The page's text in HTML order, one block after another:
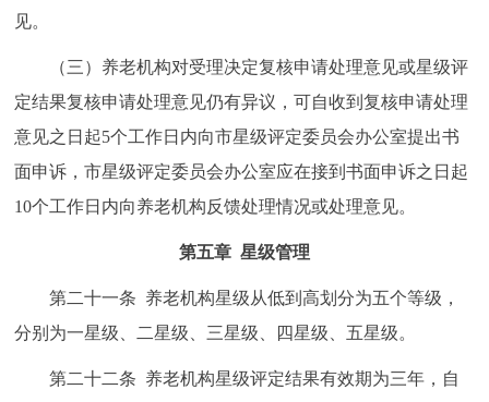
见。
（三）养老机构对受理决定复核申请处理意见或星级评
定结果复核申请处理意见仍有异议，可自收到复核申请处理
意见之日起5个工作日内向市星级评定委员会办公室提出书
面申诉，市星级评定委员会办公室应在接到书面申诉之日起
10个工作日内向养老机构反馈处理情况或处理意见。
第五章 星级管理
第二十一条 养老机构星级从低到高划分为五个等级，
分别为一星级、二星级、三星级、四星级、五星级。
第二十二条 养老机构星级评定结果有效期为三年，自